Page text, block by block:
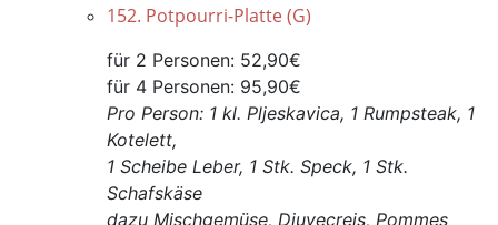
152. Potpourri-Platte (G)
für 2 Personen: 52,90€
für 4 Personen: 95,90€
Pro Person: 1 kl. Pljeskavica, 1 Rumpsteak, 1
Kotelett,
1 Scheibe Leber, 1 Stk. Speck, 1 Stk.
Schafskäse
dazu Mischgemüse, Djuvecreis, Pommes